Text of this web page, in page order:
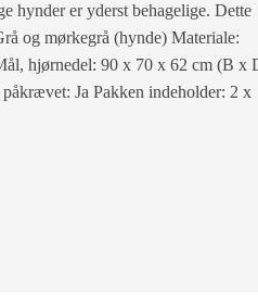
hynder er yderst behagelige. Dette
og mørkegrå (hynde) Materiale:
hjørnedel: 90 x 70 x 62 cm (B x
Ja Pakken indeholder: 2 x